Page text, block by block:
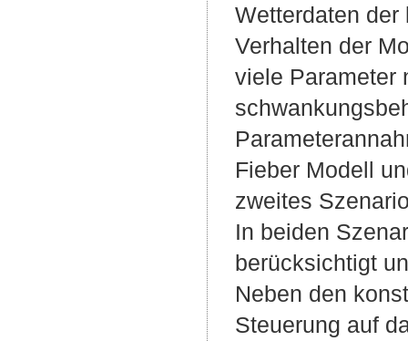
Wetterdaten
Verhalten der
viele Parameter
Fieber Modell
zweites
In beiden
berücksichtigt
Neben den
Steuerung auf